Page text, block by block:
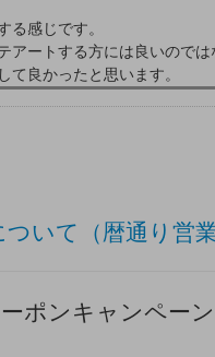
る感じです。
アートする方には良いのでは
て良かったと思います。
いて（暦通り営
ポンキャンペー